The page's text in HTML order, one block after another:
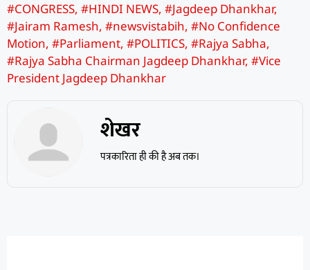
#CONGRESS, #HINDI NEWS, #Jagdeep Dhankhar,
#Jairam Ramesh, #newsvistabih, #No Confidence
Motion, #Parliament, #POLITICS, #Rajya Sabha,
#Rajya Sabha Chairman Jagdeep Dhankhar, #Vice
President Jagdeep Dhankhar
शेखर
पत्रकारिता ही की है अब तक।